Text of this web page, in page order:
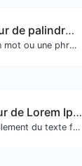
Vérificateur de palindrome
Vérifiez si un mot ou une phrase donné(e) est un palindrome (si cela se lit de la même manière à l'envers qu'à l'endroit).
Générateur de Lorem Ipsum
Générez facilement du texte factice avec le générateur Lorem Ipsum.